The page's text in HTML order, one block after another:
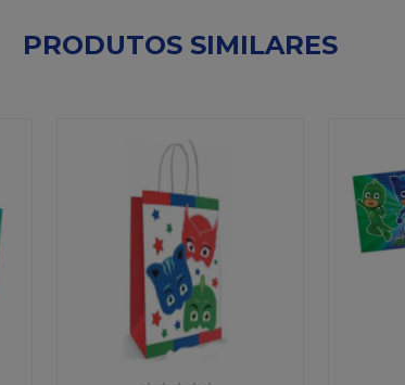
PRODUTOS SIMILARES